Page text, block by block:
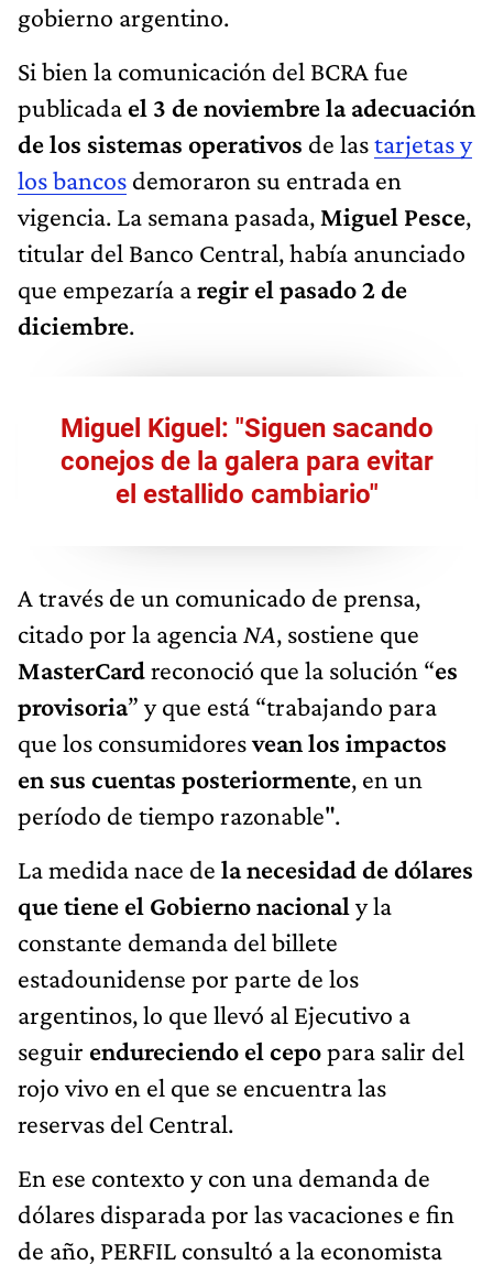
gobierno argentino.
Si bien la comunicación del BCRA fue
publicada el 3 de noviembre la adecuación
de los sistemas operativos de lastarjetas y
los bancos demoraron su entrada en
vigencia. La semana pasada, Miguel Pesce,
titular del Banco Central, había anunciado
que empezaría aregir el pasado 2 de
diciembre.
Miguel Kiguel: "Siguen sacando
conejos de la galera para evitar
el estallido cambiario"
A través de un comunicado de prensa,
citado por la agencia NA, sostiene que
MasterCardreconoció que la solución “es
provisoria” y que está “trabajando para
que los consumidoresvean los impactos
en sus cuentas posteriormente, en un
período de tiempo razonable".
La medida nace de la necesidad de dólares
que tiene el Gobierno nacional y la
constante demanda del billete
estadounidense por parte de los
argentinos, lo que llevó al Ejecutivo a
seguir endureciendo el cepopara salir del
rojo vivo en el que se encuentra las
reservas del Central.
En ese contexto y con una demanda de
dólares disparada por las vacaciones e fin
de año, PERFIL consultó a la economista